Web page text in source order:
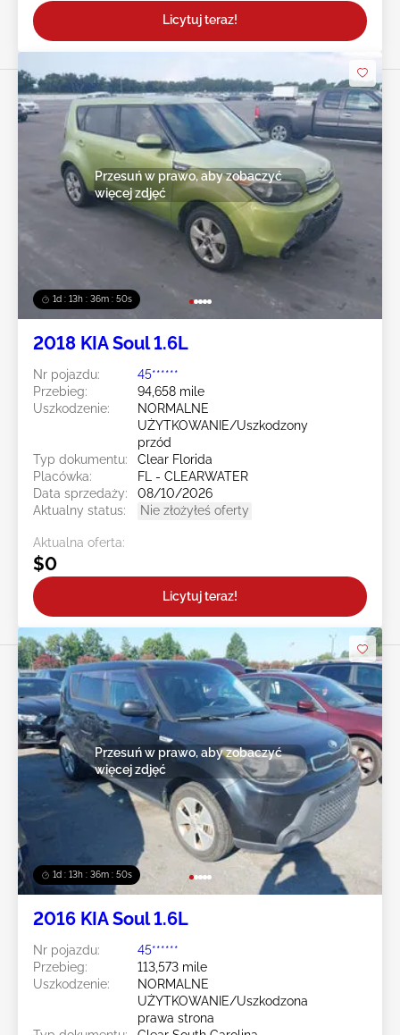
Licytuj teraz!
1d : 13h : 36m : 47s
Przesuń w prawo, aby zobaczyć
więcej zdjęć
2018 KIA Soul 1.6L
Nr pojazdu:
45******
Przebieg:
94,658 mile
Uszkodzenie:
NORMALNE
UŻYTKOWANIE/Uszkodzony
przód
Typ dokumentu:
Clear Florida
Placówka:
FL - CLEARWATER
Data sprzedaży:
08/10/2026
Aktualny status:
Nie złożyłeś oferty
Aktualna oferta:
$0
Licytuj teraz!
1d : 13h : 36m : 47s
Przesuń w prawo, aby zobaczyć
więcej zdjęć
2016 KIA Soul 1.6L
Nr pojazdu:
45******
Przebieg:
113,573 mile
Uszkodzenie:
NORMALNE
UŻYTKOWANIE/Uszkodzona
prawa strona